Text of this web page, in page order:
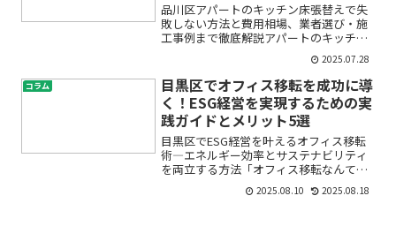
品川区アパートのキッチン床張替えで失
敗しない方法と費用相場、業者選び・施
工事例まで徹底解説アパートのキッチン
床が古くなったり、傷や汚れが目立って
きたりすると「そろそろ張替えが必要か
な？」と悩みますよね。特に品川区のア
パートで、入居者の満足度...
2025.07.28
コラム
目黒区でオフィス移転を成功に導
く！ESG経営を実現するための実
践ガイドとメリット5選
目黒区でESG経営を叶えるオフィス移転
術―エネルギー効率とサステナビリティ
を両立する方法「オフィス移転なんて、
ただ場所を変えるだけでしょ？」そう考
えていませんか？特に目黒区でこれから
2025.08.10 2025.08.18